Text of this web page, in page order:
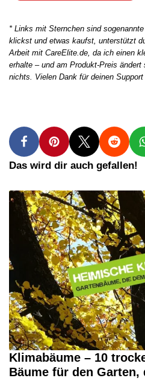
* Links mit Sternchen sind sogenannte
klickst und etwas kaufst, unterstützt
Arbeit mit CareElite.de, da ich einen
erhalte – und am Produkt-Preis
nichts. Vielen Dank für deinen
Das wird dir auch gefallen!
Klimabäume – 10
Bäume für den Garten,